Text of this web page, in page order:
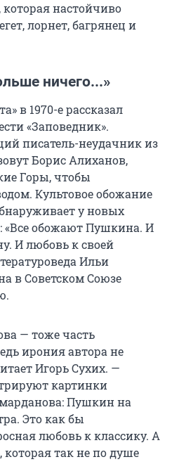
настойчиво
лорнет, багрянец и
ничего...»
в 1970-е рассказал
«Заповедник».
писатель-неудачник из
Борис Алиханов,
Горы, чтобы
Культовое обожание
у новых
«Все обожают Пушкина. И
И любовь к своей
Ильи
в Советском Союзе
— тоже часть
ирония автора не
Игорь Сухих. —
картинки
Пушкин на
Это как бы
любовь к классику. А
которая так не по душе